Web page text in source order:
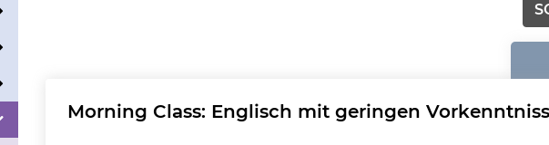
Morning Class: Englisch mit geringen